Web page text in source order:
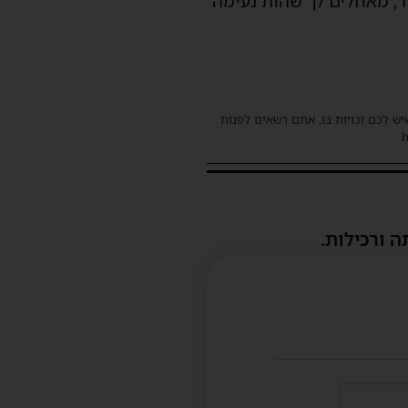
לכם זכויות בו, אתם רשאים לפנות
ורכילות.